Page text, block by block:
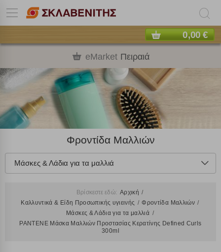
0,00 €
eMarket Πειραιά
Φροντίδα Μαλλιών
Μάσκες & Λάδια για τα μαλλιά
Βρίσκεστε εδώ: Αρχική
Καλλυντικά & Είδη Προσωπικής υγιεινής
Φροντίδα Μαλλιών
Μάσκες & Λάδια για τα μαλλιά
PANTENE Μάσκα Μαλλιών Προστασίας Κερατίνης Defined Curls
300ml